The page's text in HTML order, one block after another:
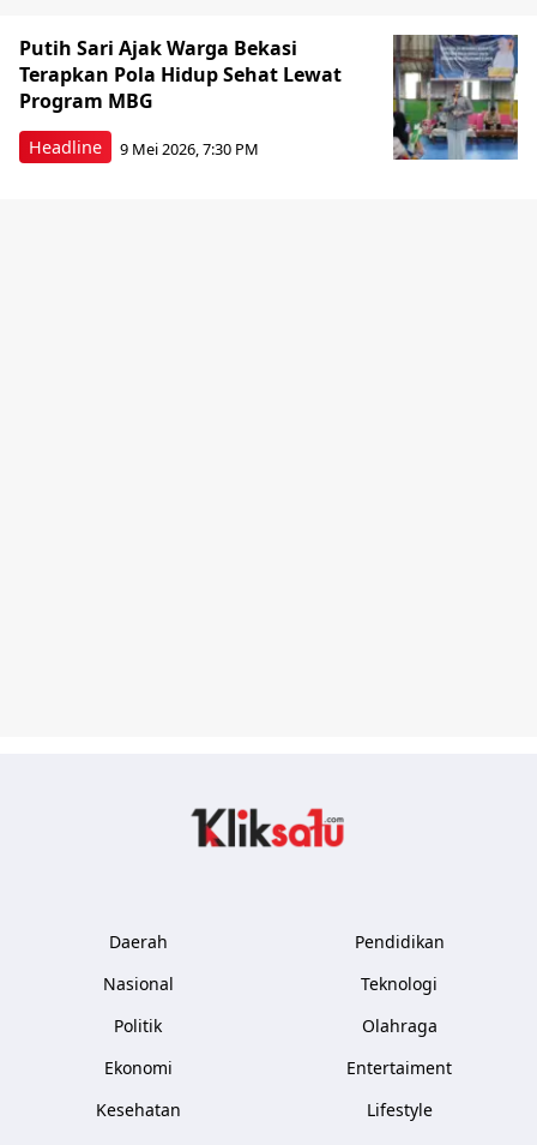
Headline
Putih Sari Ajak Warga Bekasi
Terapkan Pola Hidup Sehat Lewat
Program MBG
9 Mei 2026, 7:30 PM
Daerah
Nasional
Politik
Ekonomi
Kesehatan
Pendidikan
Teknologi
Olahraga
Entertaiment
Lifestyle